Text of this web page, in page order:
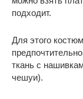
подходит.
Для этого
ткань с
чешуи).